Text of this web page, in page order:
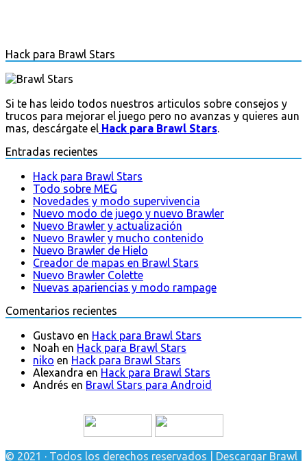
Hack para Brawl Stars
Si te has leido todos nuestros articulos sobre consejos y
trucos para mejorar el juego pero no avanzas y quieres aun
mas, descárgate el Hack para Brawl Stars.
Entradas recientes
Hack para Brawl Stars
Todo sobre MEG
Novedades y modo supervivencia
Nuevo modo de juego y nuevo Brawler
Nuevo Brawler y actualización
Nuevo Brawler y mucho contenido
Nuevo Brawler de Hielo
Creador de mapas en Brawl Stars
Nuevo Brawler Colette
Nuevas apariencias y modo rampage
Comentarios recientes
Gustavo en Hack para Brawl Stars
Noah en Hack para Brawl Stars
niko en Hack para Brawl Stars
Alexandra en Hack para Brawl Stars
Andrés en Brawl Stars para Android
© 2021 · Todos los derechos reservados | Descargar Brawl